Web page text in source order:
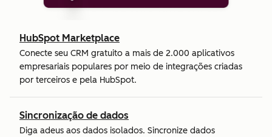
HubSpot Marketplace
Conecte seu CRM gratuito a mais de 2.000 aplicativos
empresariais populares por meio de integrações criadas
por terceiros e pela HubSpot.
Sincronização de dados
Diga adeus aos dados isolados. Sincronize dados